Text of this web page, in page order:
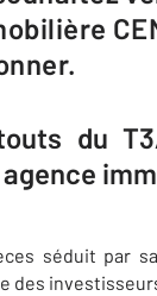
du
séduit par
des